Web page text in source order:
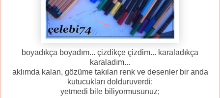
boyadıkça boyadım... çizdikçe çizdim... karaladıkça
karaladım...
aklımda kalan, gözüme takılan renk ve desenler bir anda
kutucukları dolduruverdi;
yetmedi bile biliyormusunuz;